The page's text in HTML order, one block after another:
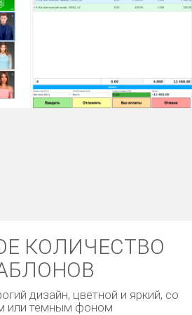
КОЛИЧЕСТВО
дизайн, цветной и яркий, со
или темным фоном